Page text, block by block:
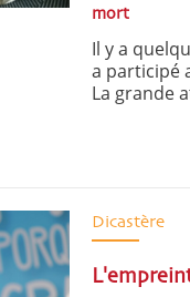
mort
Il y a
a participé
La grande
Dicastère